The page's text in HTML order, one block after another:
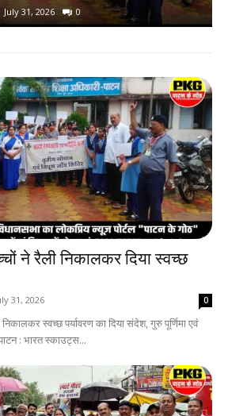
July 31, 2026 0
ने रैली निकालकर दिया स्वच्छ
31, 2026 0
स्वच्छ पर्यावरण का दिया संदेश, गुरु पूर्णिमा एवं
: भारत स्काउट्स...